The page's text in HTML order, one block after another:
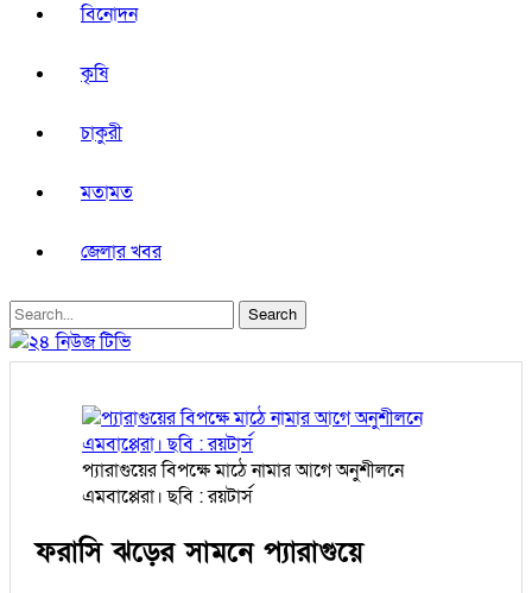
বিনোদন
কৃষি
চাকুরী
মতামত
জেলার খবর
প্যারাগুয়ের বিপক্ষে মাঠে নামার আগে অনুশীলনে
এমবাপ্পেরা। ছবি : রয়টার্স
ফরাসি ঝড়ের সামনে প্যারাগুয়ে